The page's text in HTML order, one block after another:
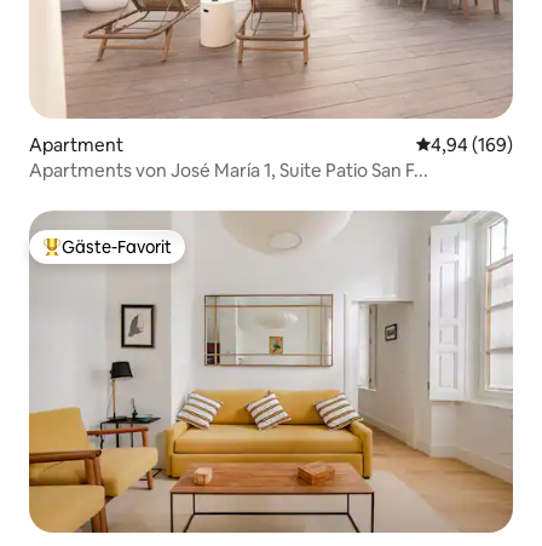
Apartment
4,94 (169)
Apartments von José María 1, Suite Patio San F...
Beliebter Gäste-Favorit.
Gäste-Favorit